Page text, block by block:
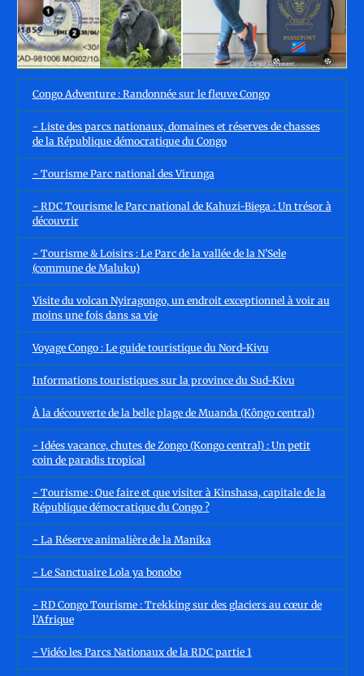
Congo Adventure : Randonnée sur le fleuve Congo
- Liste des parcs nationaux, domaines et réserves de chasses
de la République démocratique du Congo
- Tourisme Parc national des Virunga
- RDC Tourisme le Parc national de Kahuzi-Biega : Un trésor à
découvrir
- Tourisme & Loisirs : Le Parc de la vallée de la N’Sele
(commune de Maluku)
Visite du volcan Nyiragongo, un endroit exceptionnel à voir au
moins une fois dans sa vie
Voyage Congo : Le guide touristique du Nord-Kivu
Informations touristiques sur la province du Sud-Kivu
À la découverte de la belle plage de Muanda (Kôngo central)
- Idées vacance, chutes de Zongo (Kongo central) : Un petit
coin de paradis tropical
- Tourisme : Que faire et que visiter à Kinshasa, capitale de la
République démocratique du Congo ?
- La Réserve animalière de la Manika
- Le Sanctuaire Lola ya bonobo
- RD Congo Tourisme : Trekking sur des glaciers au cœur de
l’Afrique
- Vidéo les Parcs Nationaux de la RDC partie 1